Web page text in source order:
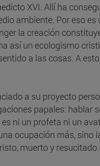
XVI. Allí ha
ambiente. Por eso
la creación
así un ecologismo
a las cosas. A
a su proyecto
papales: hablar
ni un profeta ni un
ocupación más, sino
muerto y resucitado.